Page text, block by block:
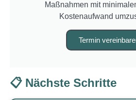
Maßnahmen mit
Kostenaufwand
Termin
📋 Nächste Schritte